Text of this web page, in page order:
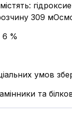
309
%
умов
та